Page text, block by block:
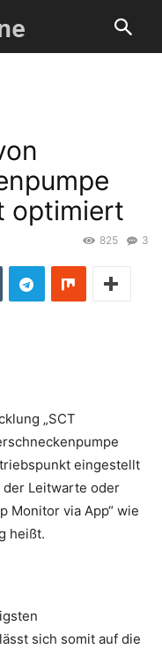
optimiert
3
825
„SCT
eingestellt
der Leitwarte oder
Monitor via App“ wie
heißt.
sich somit auf die